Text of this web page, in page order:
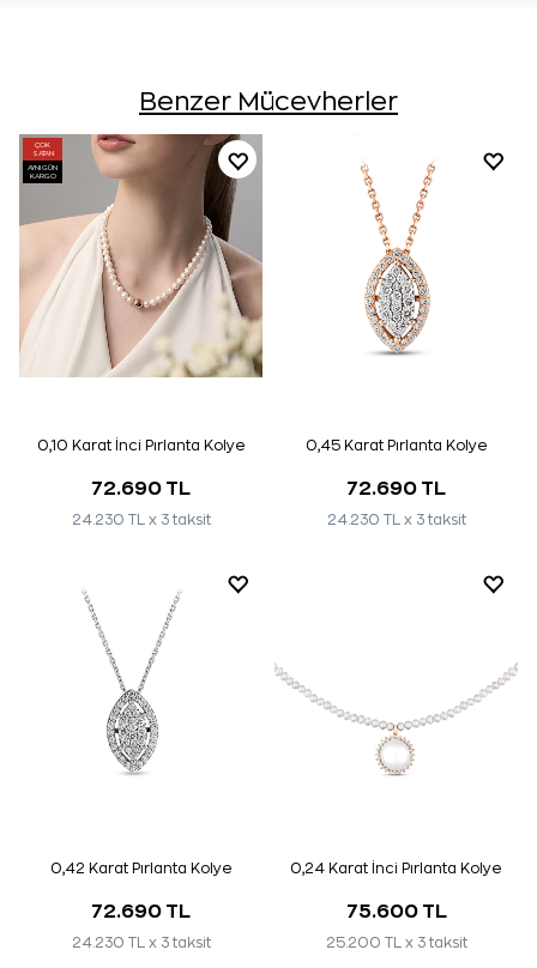
Benzer Mücevherler
ÇOK
SATAN
AYNI GÜN
KARGO
0,10 Karat İnci Pırlanta Kolye
72.690 TL
24.230 TL x 3 taksit
0,45 Karat Pırlanta Kolye
72.690 TL
24.230 TL x 3 taksit
0,42 Karat Pırlanta Kolye
72.690 TL
24.230 TL x 3 taksit
0,24 Karat İnci Pırlanta Kolye
75.600 TL
25.200 TL x 3 taksit